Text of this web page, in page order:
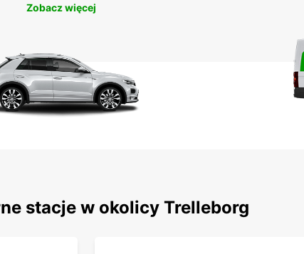
Zobacz więcej
stacje w okolicy Trelleborg